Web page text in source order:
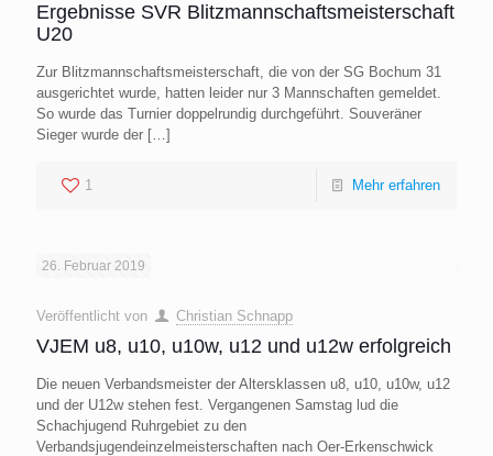
Ergebnisse SVR Blitzmannschaftsmeisterschaft
U20
Zur Blitzmannschaftsmeisterschaft, die von der SG Bochum 31
ausgerichtet wurde, hatten leider nur 3 Mannschaften gemeldet.
So wurde das Turnier doppelrundig durchgeführt. Souveräner
Sieger wurde der […]
1 Mehr erfahren
26. Februar 2019
Veröffentlicht von Christian Schnapp
VJEM u8, u10, u10w, u12 und u12w erfolgreich
Die neuen Verbandsmeister der Altersklassen u8, u10, u10w, u12
und der U12w stehen fest. Vergangenen Samstag lud die
Schachjugend Ruhrgebiet zu den
Verbandsjugendeinzelmeisterschaften nach Oer-Erkenschwick